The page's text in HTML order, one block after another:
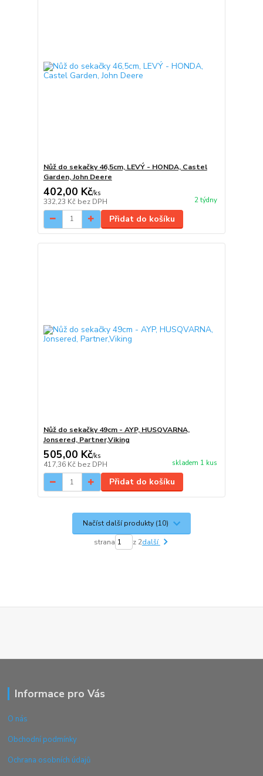
Nůž do sekačky 46,5cm, LEVÝ - HONDA, Castel
Garden, John Deere
402,00 Kč/ks
332,23 Kč bez DPH 2 týdny
Přidat do košíku
Nůž do sekačky 49cm - AYP, HUSQVARNA,
Jonsered, Partner,Viking
505,00 Kč/ks
417,36 Kč bez DPH skladem 1 kus
Přidat do košíku
Načíst další produkty (10)
strana z 2další
Informace pro Vás
O nás
Obchodní podmínky
Ochrana osobních údajů